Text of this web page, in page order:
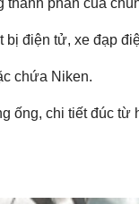
thành phần của
điện tử, xe đạp
chứa Niken.
ống, chi tiết đúc